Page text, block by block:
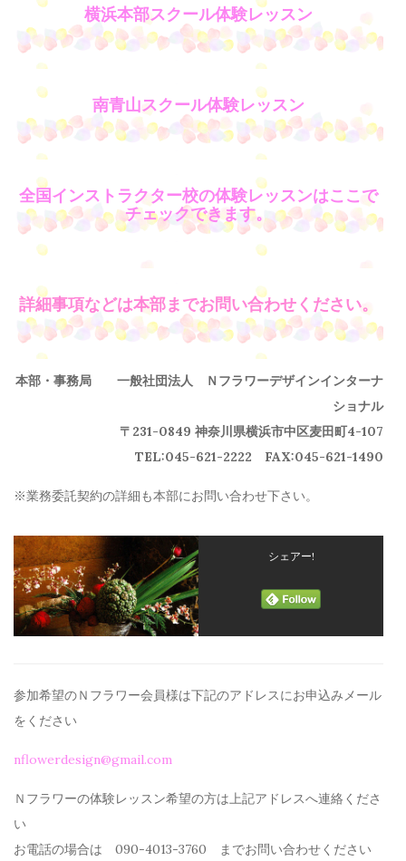
横浜本部スクール体験レッスン
南青山スクール体験レッスン
全国インストラクター校の体験レッスンはここで
チェックできます。
詳細事項などは本部までお問い合わせください。
本部・事務局
一般社団法人 Ｎフラワーデザインインターナ
ショナル
〒231-0849 神奈川県横浜市中区麦田町4-107
TEL:045-621-2222 FAX:045-621-1490
※業務委託契約の詳細も本部にお問い合わせ下さい。
シェアー!
参加希望のＮフラワー会員様は下記のアドレスにお申込みメール
を ください
nflowerdesign@gmail.com
Ｎフラワーの体験レッスン希望の方は上記アドレスへ連絡くださ
い
お電話の場合は 090-4013-3760 までお問い合わせください